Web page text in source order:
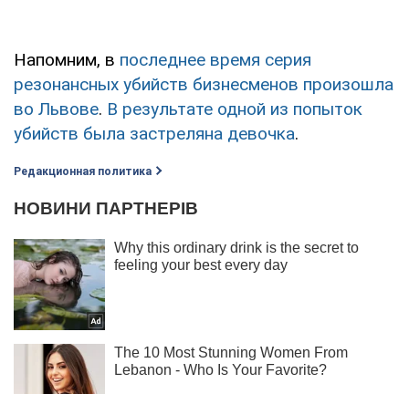
Напомним, в последнее время серия
резонансных убийств бизнесменов произошла
во Львове. В результате одной из попыток
убийств была застреляна девочка.
Редакционная политика